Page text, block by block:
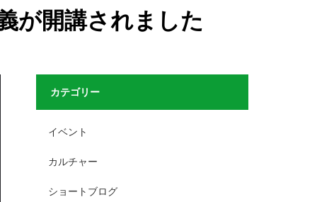
が開講されました
カテゴリー
イベント
カルチャー
ショートブログ